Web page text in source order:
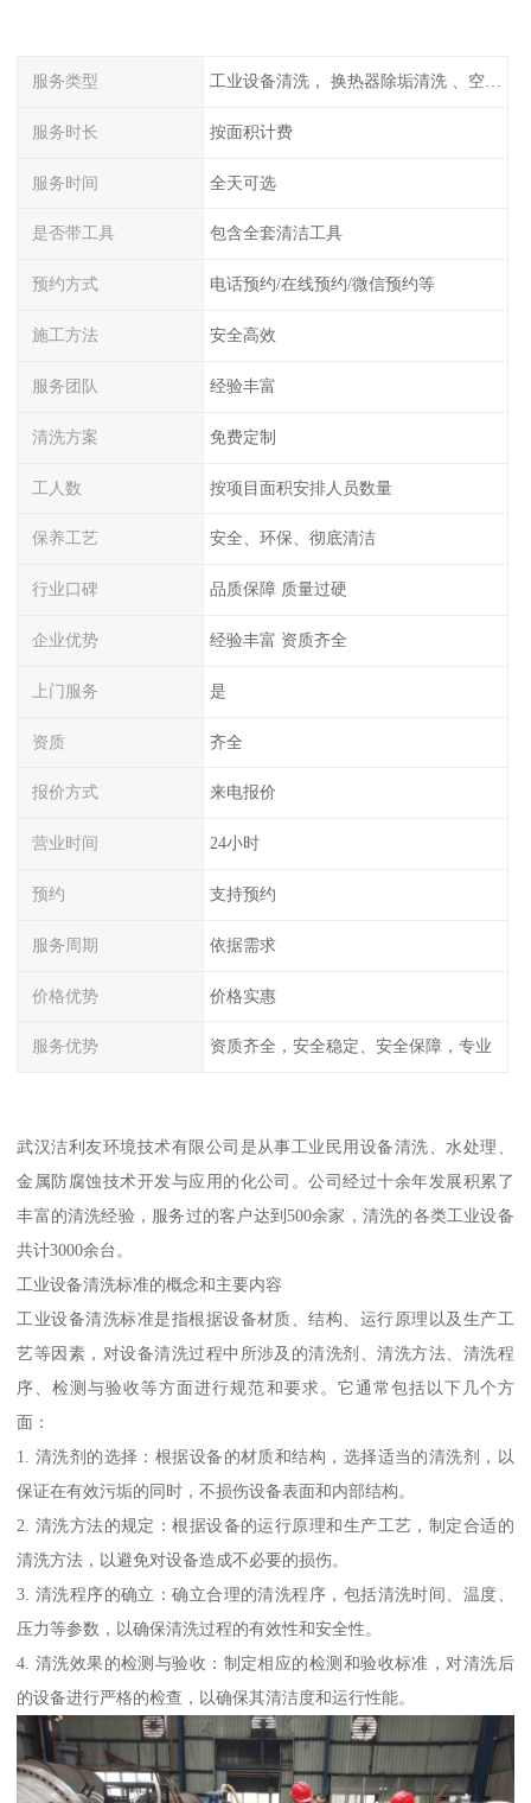
服务类型 工业设备清洗， 换热器除垢清洗 、空调清洗等
服务时长 按面积计费
服务时间 全天可选
是否带工具 包含全套清洁工具
预约方式 电话预约/在线预约/微信预约等
施工方法 安全高效
服务团队 经验丰富
清洗方案 免费定制
工人数 按项目面积安排人员数量
保养工艺 安全、环保、彻底清洁
行业口碑 品质保障 质量过硬
企业优势 经验丰富 资质齐全
上门服务 是
资质 齐全
报价方式 来电报价
营业时间 24小时
预约 支持预约
服务周期 依据需求
价格优势 价格实惠
服务优势 资质齐全，安全稳定、安全保障，专业
武汉洁利友环境技术有限公司是从事工业民用设备清洗、水处理、
金属防腐蚀技术开发与应用的化公司。公司经过十余年发展积累了
丰富的清洗经验，服务过的客户达到500余家，清洗的各类工业设备
共计3000余台。
工业设备清洗标准的概念和主要内容
工业设备清洗标准是指根据设备材质、结构、运行原理以及生产工
艺等因素，对设备清洗过程中所涉及的清洗剂、清洗方法、清洗程
序、检测与验收等方面进行规范和要求。它通常包括以下几个方
面：
1. 清洗剂的选择：根据设备的材质和结构，选择适当的清洗剂，以
保证在有效污垢的同时，不损伤设备表面和内部结构。
2. 清洗方法的规定：根据设备的运行原理和生产工艺，制定合适的
清洗方法，以避免对设备造成不必要的损伤。
3. 清洗程序的确立：确立合理的清洗程序，包括清洗时间、温度、
压力等参数，以确保清洗过程的有效性和安全性。
4. 清洗效果的检测与验收：制定相应的检测和验收标准，对清洗后
的设备进行严格的检查，以确保其清洁度和运行性能。